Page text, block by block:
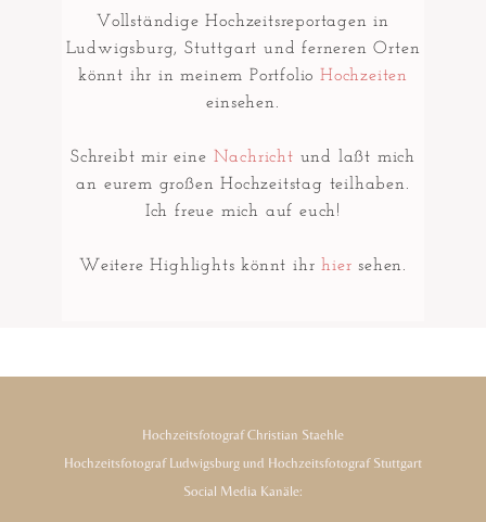
Vollständige Hochzeitsreportagen in
Ludwigsburg, Stuttgart und ferneren Orten
könnt ihr in meinem Portfolio Hochzeiten
einsehen.
Schreibt mir eine Nachricht und laßt mich
an eurem großen Hochzeitstag teilhaben.
Ich freue mich auf euch!
Weitere Highlights könnt ihrhier sehen.
Hochzeitsfotograf Christian Staehle
Hochzeitsfotograf Ludwigsburg und Hochzeitsfotograf Stuttgart
Social Media Kanäle: